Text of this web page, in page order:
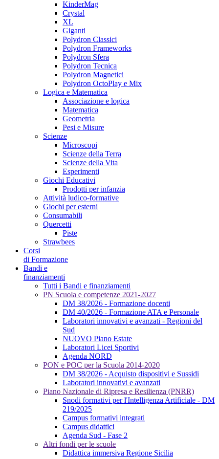
KinderMag
Crystal
XL
Giganti
Polydron Classici
Polydron Frameworks
Polydron Sfera
Polydron Tecnica
Polydron Magnetici
Polydron OctoPlay e Mix
Logica e Matematica
Associazione e logica
Matematica
Geometria
Pesi e Misure
Scienze
Microscopi
Scienze della Terra
Scienze della Vita
Esperimenti
Giochi Educativi
Prodotti per infanzia
Attività ludico-formative
Giochi per esterni
Consumabili
Quercetti
Piste
Strawbees
Corsi
di Formazione
Bandi e
finanziamenti
Tutti i Bandi e finanziamenti
PN Scuola e competenze 2021-2027
DM 38/2026 - Formazione docenti
DM 40/2026 - Formazione ATA e Personale
Laboratori innovativi e avanzati - Regioni del
Sud
NUOVO Piano Estate
Laboratori Licei Sportivi
Agenda NORD
PON e POC per la Scuola 2014-2020
DM 38/2026 - Acquisto dispositivi e Sussidi
Laboratori innovativi e avanzati
Piano Nazionale di Ripresa e Resilienza (PNRR)
Snodi formativi per l'Intelligenza Artificiale - DM
219/2025
Campus formativi integrati
Campus didattici
Agenda Sud - Fase 2
Altri fondi per le scuole
Didattica immersiva Regione Sicilia